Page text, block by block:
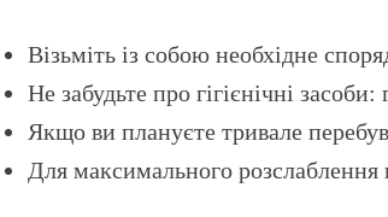
Візьміть із собою необхідне
Не забудьте про гігієнічні
Якщо ви плануєте тривале
Для максимального розслаблення